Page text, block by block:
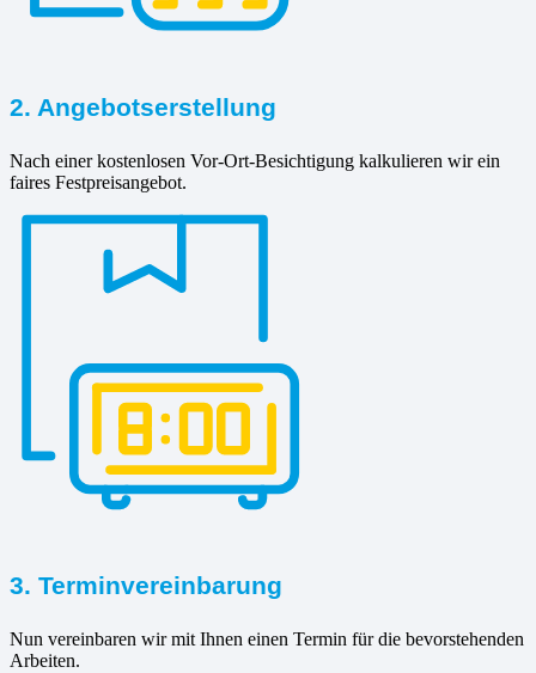
2. Angebotserstellung
Nach einer kostenlosen Vor-Ort-Besichtigung kalkulieren wir ein
faires Festpreisangebot.
3. Terminvereinbarung
Nun vereinbaren wir mit Ihnen einen Termin für die bevorstehenden
Arbeiten.